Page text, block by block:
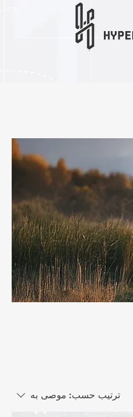
ترتيب حسب: موصى به